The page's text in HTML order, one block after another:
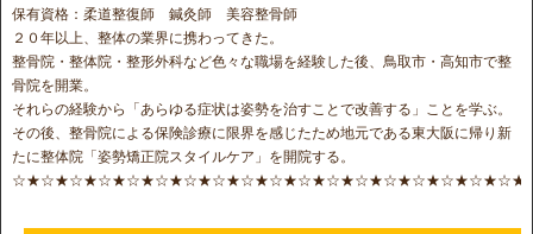
保有資格：柔道整復師 鍼灸師 美容整骨師
２０年以上、整体の業界に携わってきた。
整骨院・整体院・整形外科など色々な職場を経験した後、鳥取市・高知市で整
骨院を開業。
それらの経験から「あらゆる症状は姿勢を治すことで改善する」ことを学ぶ。
その後、整骨院による保険診療に限界を感じたため地元である東大阪に帰り新
たに整体院「姿勢矯正院スタイルケア」を開院する。